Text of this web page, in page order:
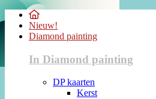
Nieuw!
Diamond painting
In Diamond painting
DP kaarten
Kerst